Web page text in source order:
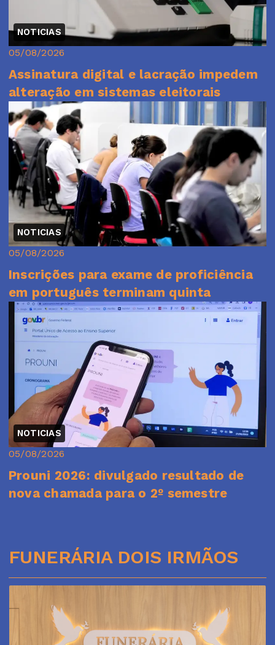
NOTICIAS
05/08/2026
Assinatura digital e lacração impedem
alteração em sistemas eleitorais
NOTICIAS
05/08/2026
Inscrições para exame de proficiência
em português terminam quinta
NOTICIAS
05/08/2026
Prouni 2026: divulgado resultado de
nova chamada para o 2º semestre
FUNERÁRIA DOIS IRMÃOS